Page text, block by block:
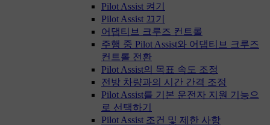
Pilot Assist 켜기
Pilot Assist 끄기
어댑티브 크루즈 컨트롤
주행 중 Pilot Assist와 어댑티브 크루즈
컨트롤 전환
Pilot Assist의 목표 속도 조정
전방 차량과의 시간 간격 조정
Pilot Assist를 기본 운전자 지원 기능으
로 선택하기
Pilot Assist 조건 및 제한 사항